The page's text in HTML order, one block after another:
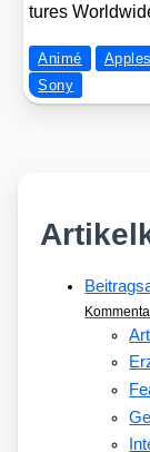
tures
Animé
Sony